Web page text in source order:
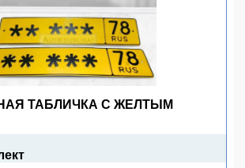
ТАБЛИЧКА С ЖЕЛТЫМ